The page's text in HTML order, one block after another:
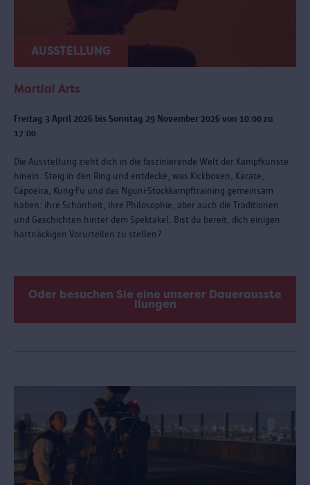
AUSSTELLUNG
Martial Arts
Freitag 3 April 2026 bis Sonntag 29 November 2026 von 10:00 zu
17:00
Die Ausstellung zieht dich in die faszinierende Welt der Kampfkünste
hinein. Steig in den Ring und entdecke, was Kickboxen, Karate,
Capoeira, Kung-Fu und das Nguni-Stockkampftraining gemeinsam
haben: ihre Schönheit, ihre Philosophie, aber auch die Traditionen
und Geschichten hinter dem Spektakel. Bist du bereit, dich einigen
hartnäckigen Vorurteilen zu stellen?
Oder besuchen Sie eine unserer Dauerausste
llungen